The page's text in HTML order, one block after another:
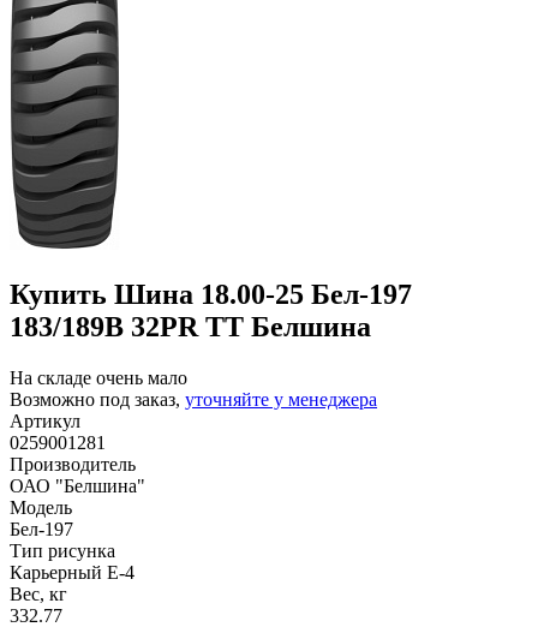
Купить Шина 18.00-25 Бел-197
183/189B 32PR TT Белшина
На складе очень мало
Возможно под заказ, уточняйте у менеджера
Артикул
0259001281
Производитель
ОАО "Белшина"
Модель
Бел-197
Тип рисунка
Карьерный Е-4
Вес, кг
332.77